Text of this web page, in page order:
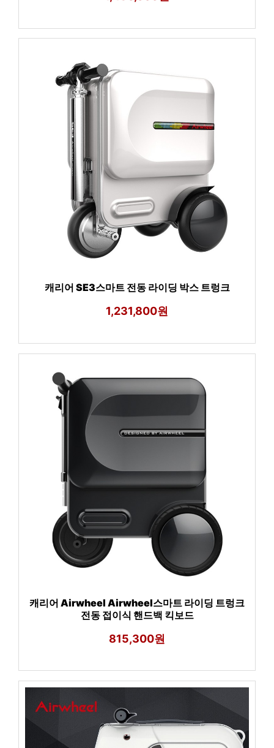
캐리어 SE3스마트 전동 라이딩 박스 트렁크
1,231,800원
캐리어 Airwheel Airwheel스마트 라이딩 트렁크
전동 접이식 핸드백 킥보드
815,300원